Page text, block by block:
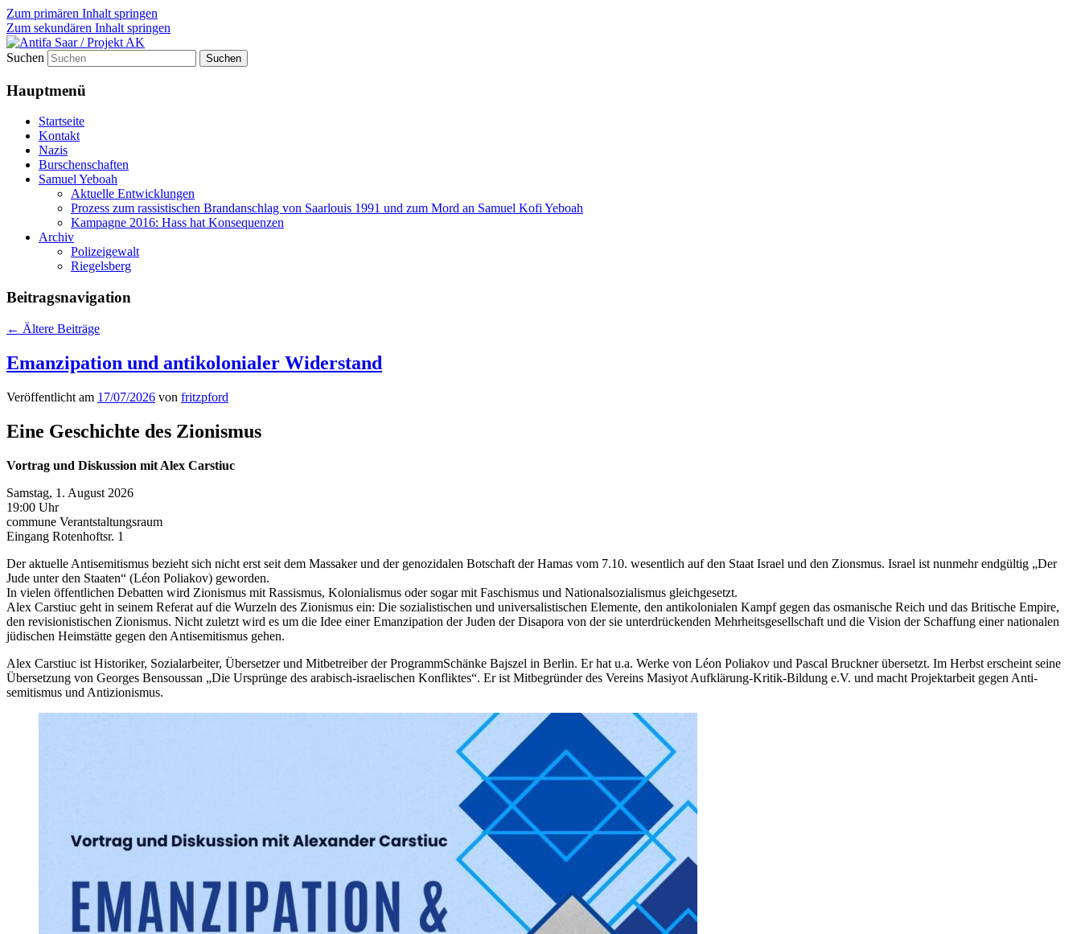
Zum primären Inhalt springen
Zum sekundären Inhalt springen
Antifa Saar / Projekt AK
Suchen
Hauptmenü
Startseite
Kontakt
Nazis
Burschenschaften
Samuel Yeboah
Aktuelle Entwicklungen
Prozess zum rassistischen Brandanschlag von Saarlouis 1991 und zum Mord an Samuel Kofi Yeboah
Kampagne 2016: Hass hat Konsequenzen
Archiv
Polizeigewalt
Riegelsberg
Beitragsnavigation
← Ältere Beiträge
Emanzipation und antikolonialer Widerstand
Veröffentlicht am 17/07/2026 von fritzpford
Eine Geschichte des Zionismus
Vor­trag und Diskus­sion mit Alex Carstiuc
Sam­stag, 1. August 2026
19:00 Uhr
com­mune Ver­antstal­tungsraum
Ein­gang Roten­hoft­sr. 1
Der aktuelle Anti­semitismus bezieht sich nicht erst seit dem Mas­sak­er und der genozi­dalen Botschaft der Hamas vom 7.10. wesentlich auf den Staat Israel und den Zion­s­mus. Israel ist nun­mehr endgültig „Der
Jude unter den Staat­en“ (Léon Poli­akov) gewor­den.
In vie­len öffentlichen Debat­ten wird Zion­is­mus mit Ras­sis­mus, Kolo­nial­is­mus oder sog­ar mit Faschis­mus und Nation­al­sozial­is­mus gle­ichge­set­zt.
Alex Carstiuc geht in seinem Refer­at auf die Wurzeln des Zion­is­mus ein: Die sozial­is­tis­chen und uni­ver­sal­is­tis­chen Ele­mente, den antikolo­nialen Kampf gegen das osman­is­che Reich und das Britis­che Empire,
den revi­sion­is­tis­chen Zion­is­mus. Nicht zulet­zt wird es um die Idee ein­er Emanzi­pa­tion der Juden der Dis­apo­ra von der sie unter­drück­enden Mehrheits­ge­sellschaft und die Vision der Schaf­fung ein­er nationalen
jüdis­chen Heim­stätte gegen den Anti­semitismus gehen.
Alex Carstiuc ist His­torik­er, Sozialar­beit­er, Über­set­zer und Mit­be­treiber der Pro­gramm­Schänke Bajszel in Berlin. Er hat u.a. Werke von Léon Poli­akov und Pas­cal Bruck­n­er über­set­zt. Im Herb­st erscheint seine
Über­set­zung von Georges Ben­sous­san „Die Ursprünge des ara­bisch-israelis­chen Kon­flik­tes“. Er ist Mit­be­grün­der des Vere­ins Masiy­ot Aufk­lärung-Kri­tik-Bil­dung e.V. und macht Pro­jek­tar­beit gegen Anti­
semitismus und Antizionismus.